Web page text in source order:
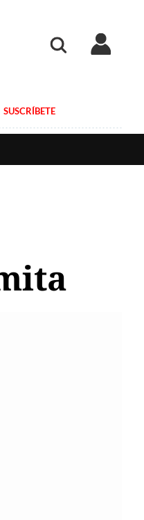
SUSCRÍBETE